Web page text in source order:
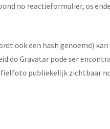
no reactieformulier, os
ook een hash genoemd)
do Gravatar pode ser
publiekelijk zichtbaar